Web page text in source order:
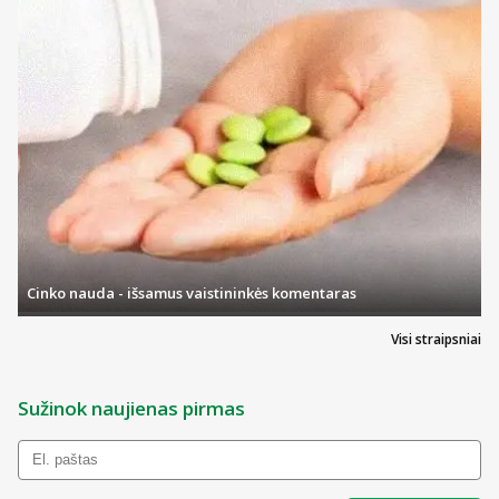
Kas yra NO-SPA ir kam jis vartojamas
Kas žinotina prieš vartojant NO-SPA
Kaip vartoti NO-SPA
Galimas šalutinis poveikis
Kaip laikyti NO-SPA
Pakuotės turinys ir kita informacija
Kas yra NO-SPA ir kam jis vartojamas
NO-SPA tabletės yra spazmus atpalaiduojantis vaistas, kurio
veiklioji medžiaga yra drotaverinas.
ligomis (tulžies pūslės ir (arba) latakų akmenlige,
tulžies pūslės ir (arba) šalia jos esančių audinių,
Visi straipsniai
Cinko nauda - išsamus vaistininkės komentaras
Sužinok naujienas pirmas